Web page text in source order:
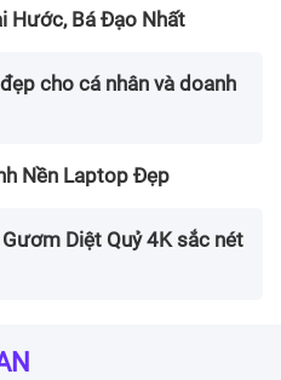
Hước, Bá Đạo Nhất
cho cá nhân và doanh
Nền Laptop Đẹp
Diệt Quỷ 4K sắc nét